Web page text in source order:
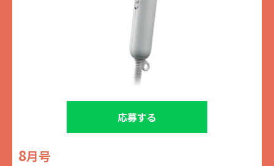
応募する
8月号